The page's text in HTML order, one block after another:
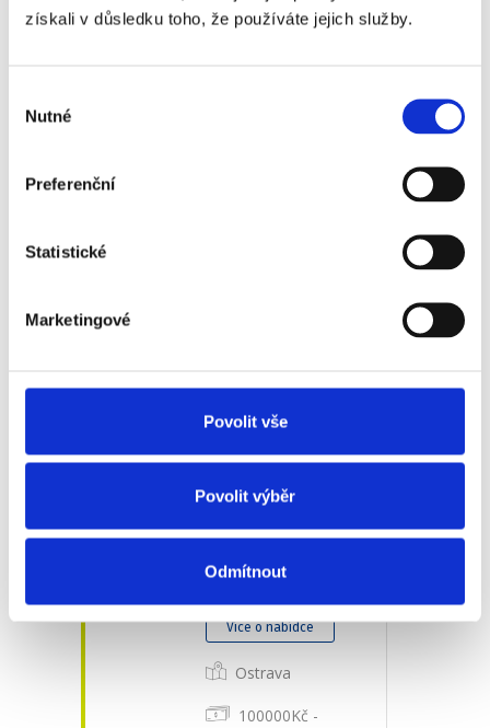
získali v důsledku toho, že používáte jejich služby.
souhlasu
Nutné
Preferenční
Statistické
Marketingové
Povolit vše
Povolit výběr
Odmítnout
Více o nabídce
🔶 Obchodní
ředitel ve
stavebnictví –
Více o nabídce
Ostrava
100000Kč -